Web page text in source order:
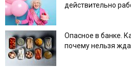
действительно
Опасное в банке.
почему нельзя